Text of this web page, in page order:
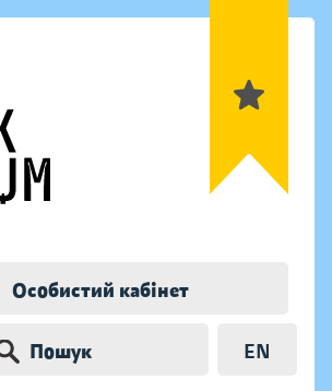
Особистий кабінет
Пошук EN